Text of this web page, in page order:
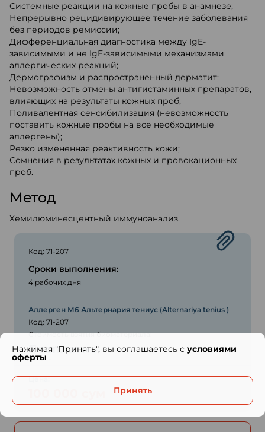
Системные реакции на кожные пробы в анамнезе;
Непрерывно рецидивирующее течение заболевания
без периодов ремиссии;
Дифференциальная диагностика между IgE-
зависимыми и не IgE-зависимыми механизмами
аллергических реакций;
Дермографизм и распространенный дерматит;
Невозможность отмены антигистаминных препаратов,
влияющих на результаты кожных проб;
Поливалентная сенсибилизация (невозможность
поставить кожные пробы на все необходимые
аллергены);
Резко измененная реактивность кожи;
Сомнения в результатах кожных и провокационных
проб.
Метод
Хемилюминесцентный иммуноанализ.
Код: 71-207
Сроки выполнения:
4 рабочих дня
Аллерген М6 Альтернария тениус (Alternariya tenius )
Код: 71-207
Стоимость взятия биоматериала:
Бесплатно
Цена:
Нажимая "Принять", вы соглашаетесь с условиями
оферты .
Принять